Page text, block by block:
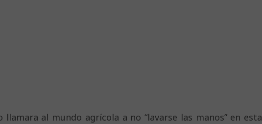
llamara al mundo agrícola a no “lavarse las manos” en esta